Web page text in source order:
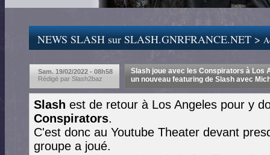
NEWS SLASH sur SLASH.GNRFRANCE.NET >
Sam. 19/02/2022 - 08h58
Rédigé par Slash2baz
Slash joue avec les Conspirators à Los
un nouveau featuring de Slash avec
Slash est de retour à Los Angeles pour y
Conspirators.
C'est donc au Youtube Theater devant
groupe a joué.